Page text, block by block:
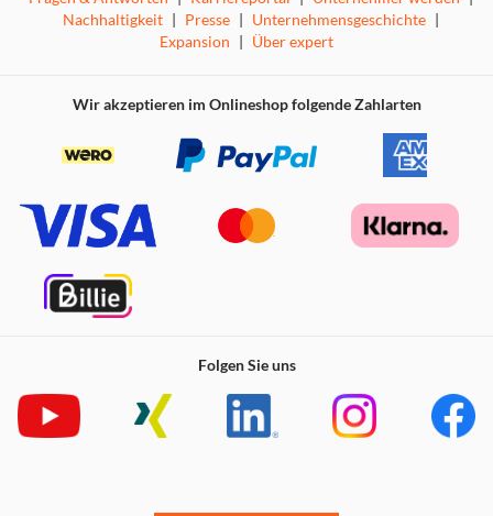
Nachhaltigkeit | Presse | Unternehmensgeschichte |
Expansion | Über expert
Wir akzeptieren im Onlineshop folgende Zahlarten
Folgen Sie uns